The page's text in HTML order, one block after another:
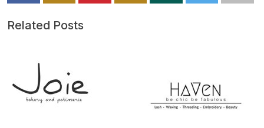
Related Posts